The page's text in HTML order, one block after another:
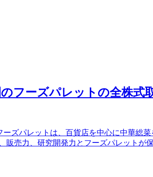
フーズパレットの全株式
ズパレットは、百貨店を中心に中華総菜
売力、研究開発力とフーズパレットが